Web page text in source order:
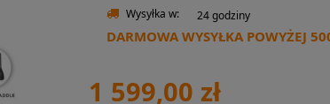
Wysyłka w: 24 godziny
DARMOWA WYSYŁKA POWYŻEJ
1 599,00 zł